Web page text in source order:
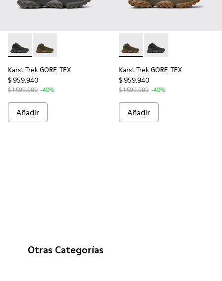
Karst Trek GORE-TEX - K300499-001 - Botines
Karst Trek GORE-TEX - K300499-004 - Botines
Karst Trek GORE-TEX
$ 959.940
$ 1.599.900 -40%
Añadir
Karst Trek GORE-TEX -
Karst Trek GORE-
Karst Trek GORE-TEX
$ 959.940
$ 1.599.900 -40%
Añadir
Otras Categorías